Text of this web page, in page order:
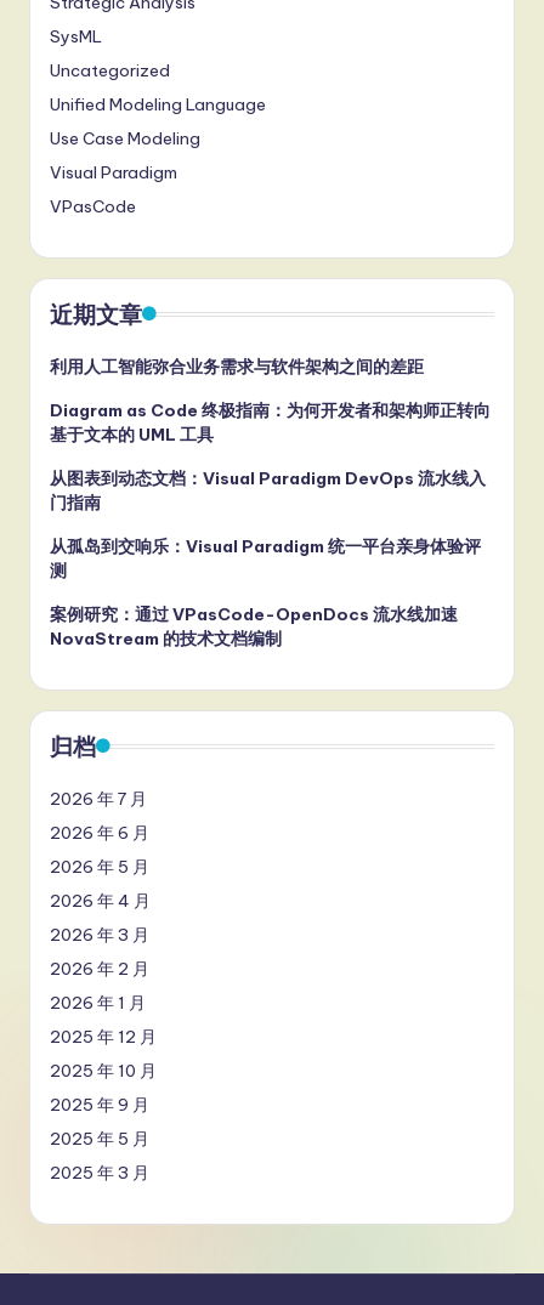
SysML
Uncategorized
Unified Modeling Language
Use Case Modeling
Visual Paradigm
VPasCode
近期文章
利用人工智能弥合业务需求与软件架构之间的差距
Diagram as Code 终极指南：为何开发者和架构师正转向
基于文本的 UML 工具
从图表到动态文档：Visual Paradigm DevOps 流水线入
门指南
从孤岛到交响乐：Visual Paradigm 统一平台亲身体验评
测
案例研究：通过 VPasCode-OpenDocs 流水线加速
NovaStream 的技术文档编制
归档
2026 年 7 月
2026 年 6 月
2026 年 5 月
2026 年 4 月
2026 年 3 月
2026 年 2 月
2026 年 1 月
2025 年 12 月
2025 年 10 月
2025 年 9 月
2025 年 5 月
2025 年 3 月